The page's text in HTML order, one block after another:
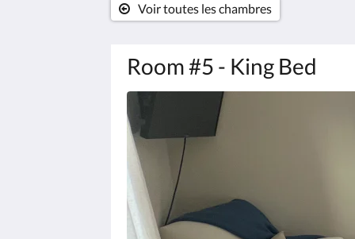
Room #5 - King Bed
Voir toutes les chambres
Consultez
le
diaporama
ci-
dessous.
Pour
passer
d''une
image